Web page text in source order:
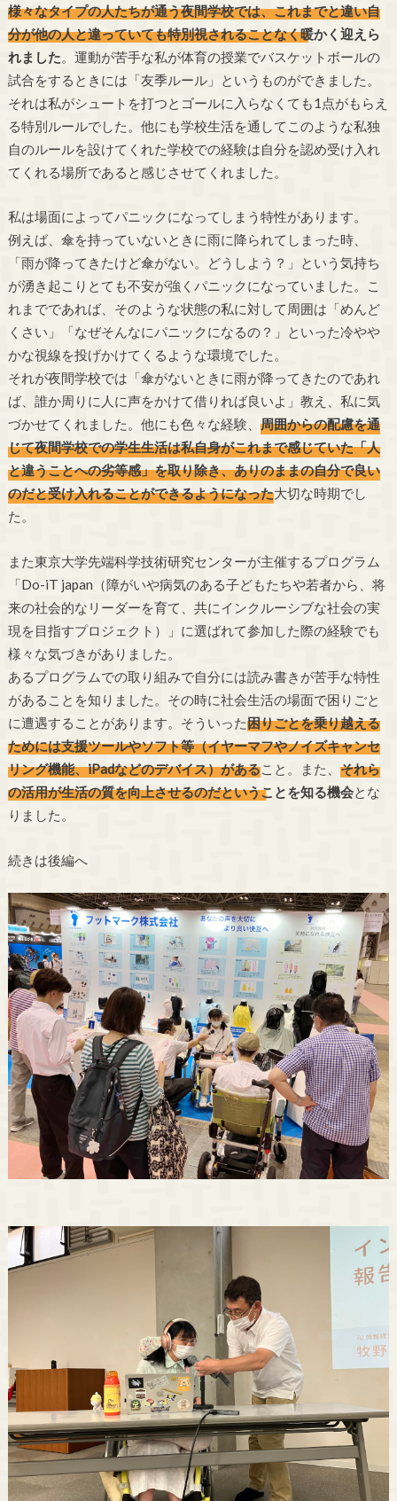
様々なタイプの人たちが通う夜間学校では、これまでと違い自
分が他の人と違っていても特別視されることなく暖かく迎えら
れました。運動が苦手な私が体育の授業でバスケットボールの
試合をするときには「友季ルール」というものができました。
それは私がシュートを打つとゴールに入らなくても1点がもらえ
る特別ルールでした。他にも学校生活を通してこのような私独
自のルールを設けてくれた学校での経験は自分を認め受け入れ
てくれる場所であると感じさせてくれました。
私は場面によってパニックになってしまう特性があります。
例えば、傘を持っていないときに雨に降られてしまった時、
「雨が降ってきたけど傘がない。どうしよう？」という気持ち
が湧き起こりとても不安が強くパニックになっていました。こ
れまでであれば、そのような状態の私に対して周囲は「めんど
くさい」「なぜそんなにパニックになるの？」といった冷やや
かな視線を投げかけてくるような環境でした。
それが夜間学校では「傘がないときに雨が降ってきたのであれ
ば、誰か周りに人に声をかけて借りれば良いよ」教え、私に気
づかせてくれました。他にも色々な経験、 周囲からの配慮を通
じて夜間学校での学生生活は私自身がこれまで感じていた「人
と違うことへの劣等感」を取り除き、ありのままの自分で良い
のだと受け入れることができるようになった大切な時期でし
た。
また東京大学先端科学技術研究センターが主催するプログラム
「Do-iT japan（障がいや病気のある子どもたちや若者から、将
来の社会的なリーダーを育て、共にインクルーシブな社会の実
現を目指すプロジェクト）」に選ばれて参加した際の経験でも
様々な気づきがありました。
あるプログラムでの取り組みで自分には読み書きが苦手な特性
があることを知りました。その時に社会生活の場面で困りごと
に遭遇することがあります。そういった困りごとを乗り越える
ためには支援ツールやソフト等（イヤーマフやノイズキャンセ
リング機能、iPadなどのデバイス）があること。また、 それら
の活用が生活の質を向上させるのだということを知る機会とな
りました。
続きは後編へ